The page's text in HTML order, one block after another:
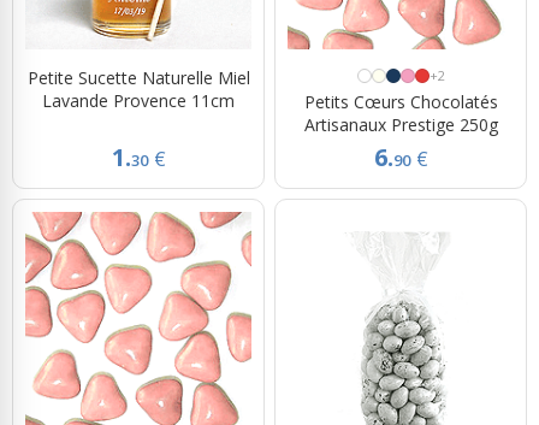
Petite Sucette Naturelle Miel
Lavande Provence 11cm
1.30 €
+2
Petits Cœurs Chocolatés
Artisanaux Prestige 250g
6.90 €